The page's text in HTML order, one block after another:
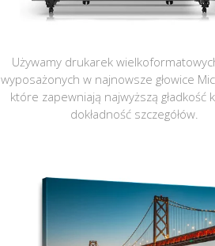
Używamy drukarek
wyposażonych w najnowsze głowice
które zapewniają najwyższą gładkość
dokładność szczegółów.